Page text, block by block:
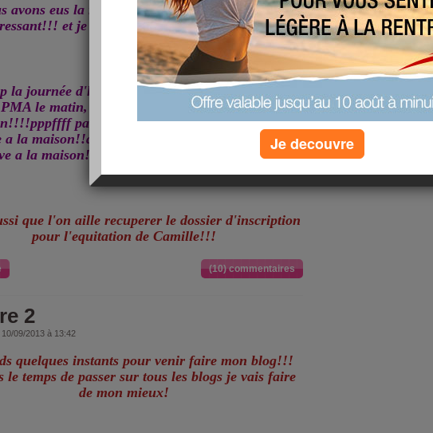
avons eus la reunion a l'ecole de Camille, c'etait
et je pense que cela ne peut que bien se
passer!!!
la journée d'hier a ete bien rempli entre rdv au
le matin, mon sport l'apres mdi et 2h30 de
pas le temps au final de faire grand
a la maison!!donc aujourhdui ben faut que je
a la maison!!pas le choix!!ca se fera pas tout
seul!!!
que l'on aille recuperer le dossier d'inscription
pour l'equitation de Camille!!!
(10) commentaires
2
10/09/2013 à 13:42
quelques instants pour venir faire mon blog!!!
le temps de passer sur tous les blogs je vais faire
de mon mieux!
Je decouvre